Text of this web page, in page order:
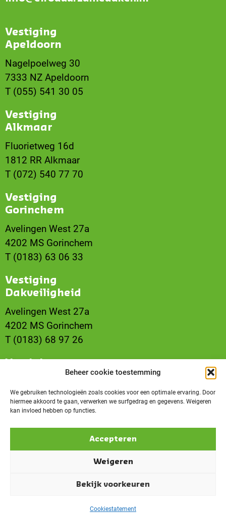
Beheer cookie toestemming
We gebruiken technologieën zoals cookies voor een optimale ervaring. Door
hiermee akkoord te gaan, verwerken we surfgedrag en gegevens. Weigeren
kan invloed hebben op functies.
Accepteren
Weigeren
Bekijk voorkeuren
Cookiestatement
Vestiging
Apeldoorn
Nagelpoelweg 30
7333 NZ Apeldoorn
T (055) 541 30 05
Vestiging
Alkmaar
Fluorietweg 16d
1812 RR Alkmaar
T (072) 540 77 70
Vestiging
Gorinchem
Avelingen West 27a
4202 MS Gorinchem
T (0183) 63 06 33
Vestiging
Dakveiligheid
Avelingen West 27a
4202 MS Gorinchem
T (0183) 68 97 26
Ekkersrijt 4503
5692 DN Son